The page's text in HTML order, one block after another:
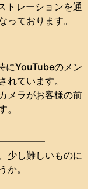
トレーションを通
っております。
にYouTubeのメン
れています。
メラがお客様の前
。
少し難しいものに
か。